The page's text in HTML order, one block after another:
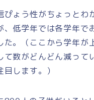
ぴょう性がちょっとわ
、低学年では各学年で
た。（ここから学年が
て数がどんどん減って
します。）